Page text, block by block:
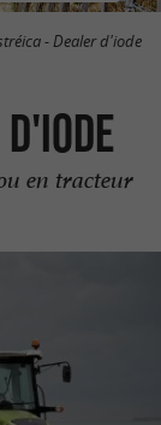
- Dealer d'iode
en tracteur